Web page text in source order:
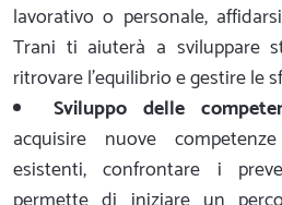
lavorativo o personale,
Trani ti aiuterà a sviluppare
ritrovare l'equilibrio e gestire le
Sviluppo delle
acquisire nuove
esistenti, confrontare i